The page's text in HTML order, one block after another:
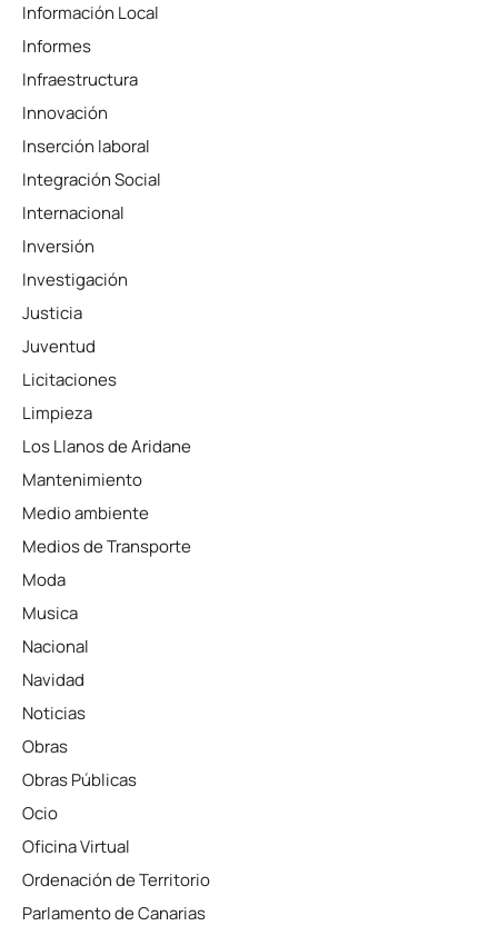
Información Local
Informes
Infraestructura
Innovación
Inserción laboral
Integración Social
Internacional
Inversión
Investigación
Justicia
Juventud
Licitaciones
Limpieza
Los Llanos de Aridane
Mantenimiento
Medio ambiente
Medios de Transporte
Moda
Musica
Nacional
Navidad
Noticias
Obras
Obras Públicas
Ocio
Oficina Virtual
Ordenación de Territorio
Parlamento de Canarias